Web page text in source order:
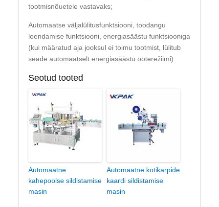
tootmisnõuetele vastavaks;
Automaatse väljalülitusfunktsiooni, toodangu
loendamise funktsiooni, energiasäästu funktsiooniga
(kui määratud aja jooksul ei toimu tootmist, lülitub
seade automaatselt energiasäästu ooterežiimi)
Seotud tooted
Automaatne
kahepoolse sildistamise
masin
Automaatne kotikarpide
kaardi sildistamise
masin